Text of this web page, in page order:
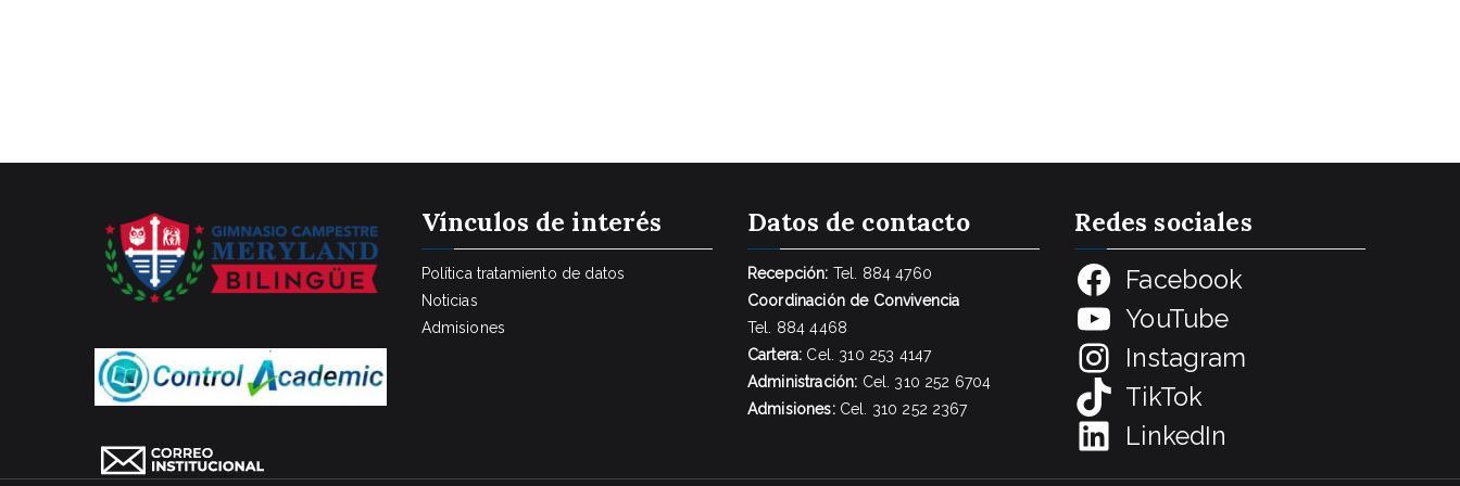
Vínculos de interés
Política tratamiento de datos
Noticias
Admisiones
Datos de contacto
Recepción: Tel. 884 4760
Coordinación de Convivencia
Tel. 884 4468
Cartera: Cel. 310 253 4147
Administración: Cel. 310 252 6704
Admisiones: Cel. 310 252 2367
Redes sociales
Facebook
YouTube
Instagram
TikTok
LinkedIn